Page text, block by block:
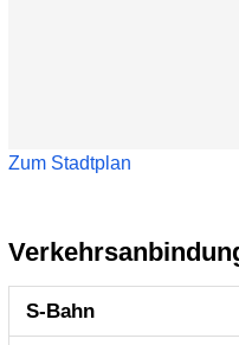
Zum Stadtplan
S-Bahn